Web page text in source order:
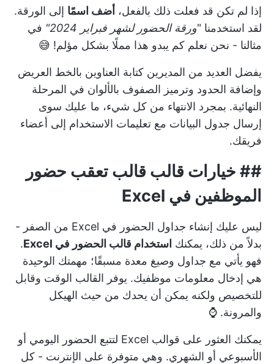
إذا لم تكن قد فعلت ذلك بالفعل، أضف اسمًا إلى الورقة.
لقد استخدمنا "ورقة الحضور لشهر فبراير 2024"
في
مثالنا - نحن نعلم كم يبدو هذا مملًا بشكل مؤلم! 😅
يفضل العديد من المديرين كتابة العناوين بالخط العريض
وإضافة الحدود وترميز الصفوف بالألوان في المرحلة
النهائية. بمجرد الانتهاء من كل شيء، ما عليك سوى
إرسال جدول البيانات مع تعليمات الاستخدام إلى أعضاء
فريقك.
## خيارات قالب قالب تعقب حضور
الموظفين في Excel
ليس عليك إنشاء جداول الحضور في Excel من الصفر -
بدلاً من ذلك، يمكنك استخدام قالب الحضور في Excel
.
فهو يأتي مع جداول وصيغ معدة مسبقًا؛ مهمتك الوحيدة
هي إدخال معلومات موظفيك. يوفر القالب الوقت وقابل
للتخصيص ولكنه يمكن أن يحدك من حيث الهيكل
والمرونة. ⌚
يمكنك العثور على قوالب Excel لتتبع الحضور اليومي أو
الأسبوعي أو الشهري. وهي متوفرة على الإنترنت - كل